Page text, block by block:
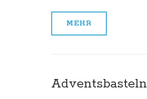
MEHR
Adventsbasteln